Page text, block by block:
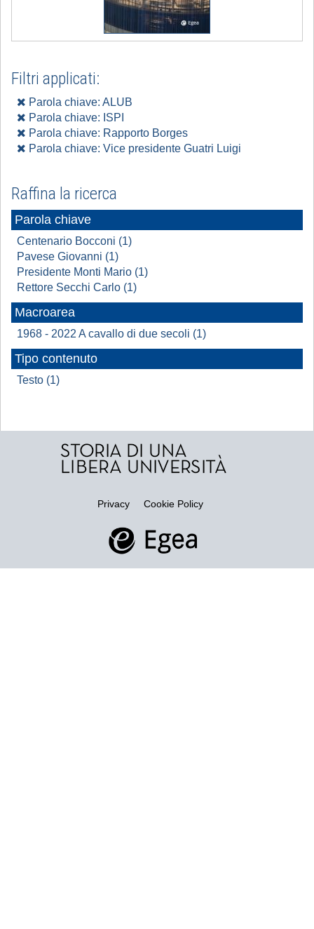
Filtri applicati:
Parola chiave: ALUB
Parola chiave: ISPI
Parola chiave: Rapporto Borges
Parola chiave: Vice presidente Guatri Luigi
Raffina la ricerca
Parola chiave
Centenario Bocconi (1)
Pavese Giovanni (1)
Presidente Monti Mario (1)
Rettore Secchi Carlo (1)
Macroarea
1968 - 2022 A cavallo di due secoli (1)
Tipo contenuto
Testo (1)
Privacy Cookie Policy